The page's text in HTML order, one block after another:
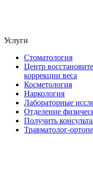
Услуги
Стоматология
Центр
коррекции веса
Косметология
Наркология
Лабораторные
Отделение
Получить
Травматолог-